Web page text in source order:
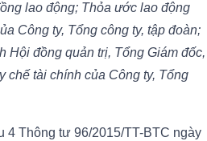
lao động; Thỏa ước lao động
Công ty, Tổng công ty, tập đoàn;
Hội đồng quản trị, Tổng Giám đốc,
chế tài chính của Công ty, Tổng
4 Thông tư 96/2015/TT-BTC ngày